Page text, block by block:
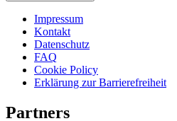
Impressum
Kontakt
Datenschutz
FAQ
Cookie Policy
Erklärung zur Barrierefreiheit
Partners